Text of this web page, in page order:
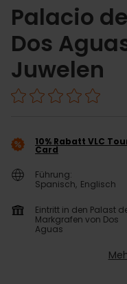
Palacio
Dos
Juwelen
10% Rabatt VLC
Card
Führung:
Spanisch Englisch
Eintritt in den Palast
Markgrafen von Dos
Aguas